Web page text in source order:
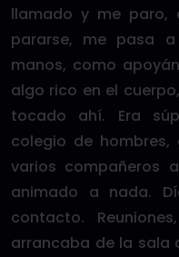
llamado y me paro,
pararse, me pasa
manos, como
algo rico en el
tocado ahí. Era
colegio de
varios compañeros
animado a nada.
contacto.
arrancaba de la sala